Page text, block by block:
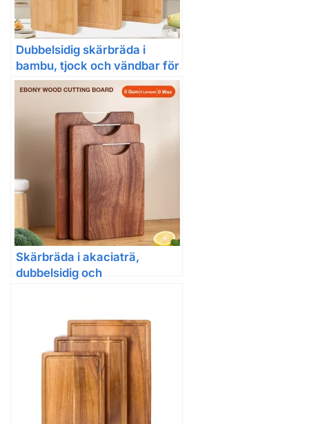
Dubbelsidig skärbräda i
bambu, tjock och vändbar för
kött och grönsaker
Skärbräda i akaciaträ,
dubbelsidig och